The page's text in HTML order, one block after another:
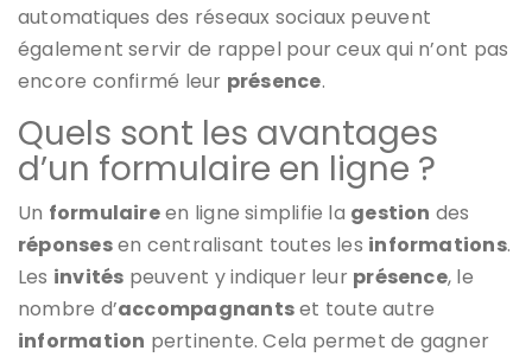
automatiques des réseaux sociaux peuvent
également servir de rappel pour ceux qui n’ont pas
encore confirmé leur présence.
Quels sont les avantages
d’un formulaire en ligne ?
Un formulaireen ligne simplifie la gestion des
réponsesen centralisant toutes les informations.
Les invités peuvent y indiquer leur présence, le
nombre d’accompagnantset toute autre
information pertinente. Cela permet de gagner